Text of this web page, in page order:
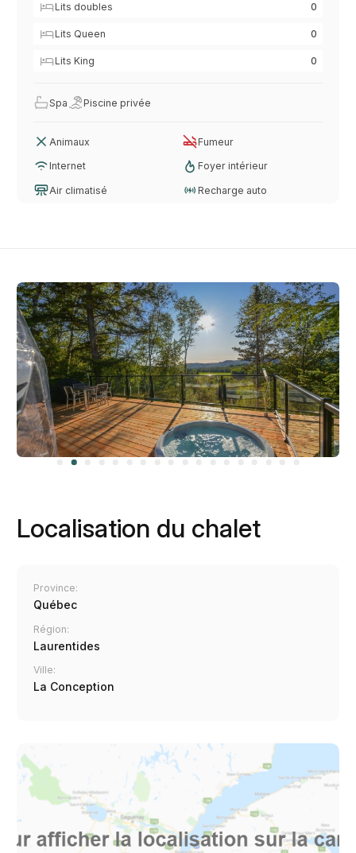
Lits doubles 0
Lits Queen 0
Lits King 0
Spa Piscine privée
Animaux Fumeur
Internet Foyer intérieur
Air climatisé Recharge auto
Localisation du chalet
Province:
Québec
Région:
Laurentides
Ville:
La Conception